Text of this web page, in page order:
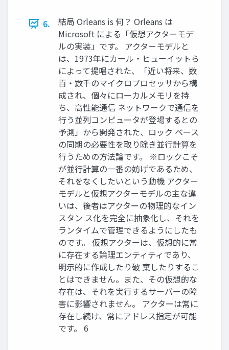
6.
結局 Orleans is 何？ Orleans は
Microsoft による「仮想アクターモデ
ルの実装」です。 アクターモデルと
は、1973年にカール・ヒューイットら
によって提唱された、「近い将来、数
百・数千のマイクロプロセッサから構
成され、個々にローカルメモリを持
ち、高性能通信 ネットワークで通信を
行う並列コンピュータが登場するとの
予測」から開発された、ロック ベース
の同期の必要性を取り除き並行計算を
行うための方法論です。 ※ロックこそ
が並行計算の一番の妨げであるため、
それをなくしたいという動機 アクター
モデルと仮想アクターモデルの主な違
いは、後者はアクターの物理的なイン
スタン ス化を完全に抽象化し、それを
ランタイムで管理できるようにしたも
のです。 仮想アクターは、仮想的に常
に存在する論理エンティティであり、
明示的に作成したり破 棄したりするこ
とはできません。また、その仮想的な
存在は、それを実行するサーバーの障
害に影響されません。 アクターは常に
存在し続け、常にアドレス指定が可能
です。 6